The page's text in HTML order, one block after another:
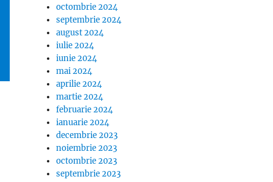
octombrie 2024
septembrie 2024
august 2024
iulie 2024
iunie 2024
mai 2024
aprilie 2024
martie 2024
februarie 2024
ianuarie 2024
decembrie 2023
noiembrie 2023
octombrie 2023
septembrie 2023